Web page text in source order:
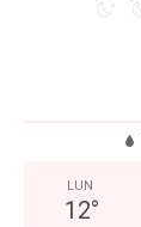
LUN
12°